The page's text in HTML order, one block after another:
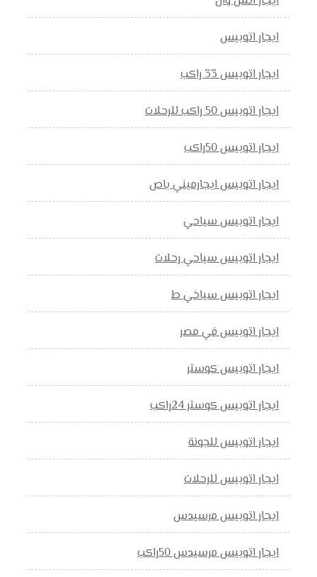
ايجار اتوبيس
ايجار اتوبيس 33 راكب
ايجار اتوبيس 50 راكب للرحلات
ايجار اتوبيس 50راكب
ايجار اتوبيس ايجارميني باص
ايجار اتوبيس سياحي
ايجار اتوبيس سياحي رحلات
ايجار اتوبيس سياخي ط
ايجار اتوبيس في مصر
ايجار اتوبيس كوستر
ايجار اتوبيس كوستر 24راكب
ايجار اتوبيس للجونة
ايجار اتوبيس للرحلات
ايجار اتوبيس مرسيدس
ايجار اتوبيس مرسيدس 50راكب